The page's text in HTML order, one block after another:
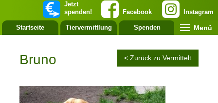
Instagram
Facebook
Jetzt
spenden!
Startseite Tiervermittlung Spenden Menü
Bruno < Zurück zu Vermittelt